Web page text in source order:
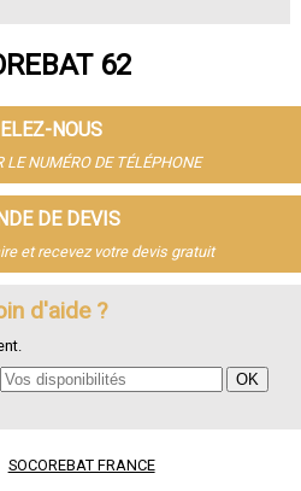
62
NOUS
LE NUMÉRO DE TÉLÉPHONE
DE DEVIS
et recevez votre devis gratuit
d'aide ?
SOCOREBAT FRANCE